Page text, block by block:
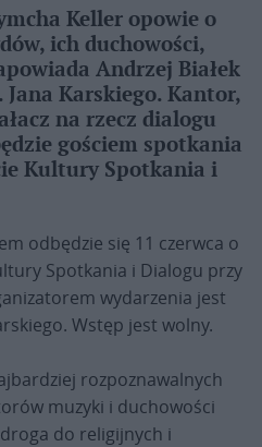
Keller opowie o
ich duchowości,
Andrzej Białek
Karskiego. Kantor,
na rzecz dialogu
gościem spotkania
Kultury Spotkania i
odbędzie się 11 czerwca o
Spotkania i Dialogu przy
wydarzenia jest
Wstęp jest wolny.
rozpoznawalnych
muzyki i duchowości
do religijnych i